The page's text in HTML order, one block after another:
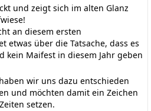
und zeigt sich im alten Glanz
an diesem ersten
etwas über die Tatsache, dass es
kein Maifest in diesem Jahr geben
wir uns dazu entschieden
und möchten damit ein Zeichen
setzen.